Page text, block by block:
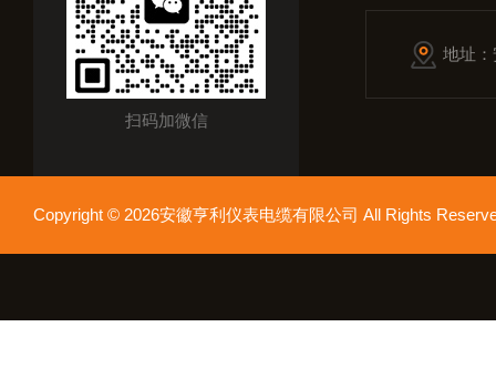
扫码加微信
地址
Copyright © 2026安徽亨利仪表电缆有限公司 All Rights